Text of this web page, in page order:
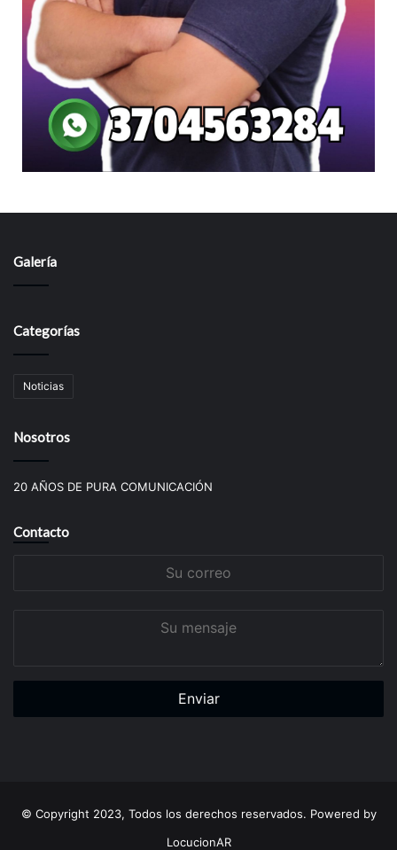
Galería
Categorías
Noticias
Nosotros
20 AÑOS DE PURA COMUNICACIÓN
Contacto
© Copyright 2023, Todos los derechos reservados. Powered by
LocucionAR